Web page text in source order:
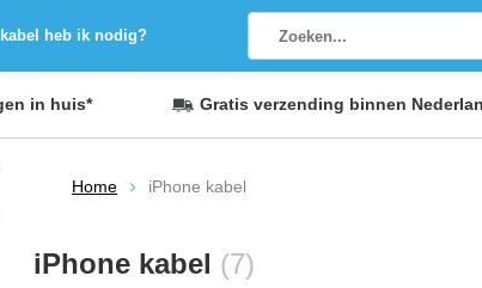
heb ik nodig?
in huis* Gratis verzending binnen
Home iPhone kabel
iPhone kabel (7)